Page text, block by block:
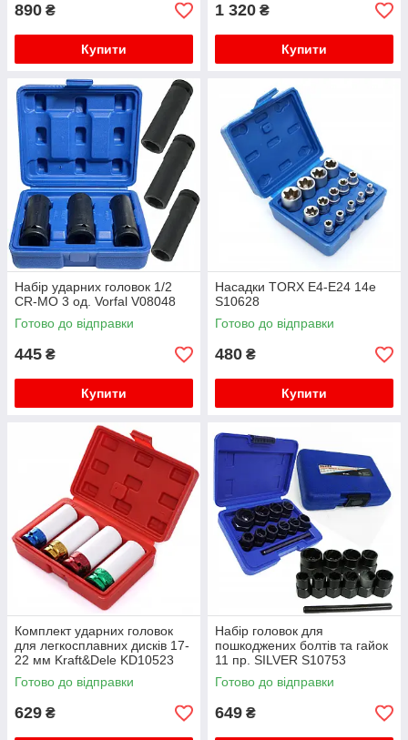
890 ₴
Купити
1 320 ₴
Купити
Набір ударних головок 1/2
CR-MO 3 од. Vorfal V08048
Готово до відправки
445 ₴
Купити
Насадки TORX E4-E24 14e
S10628
Готово до відправки
480 ₴
Купити
Комплект ударних головок
для легкосплавних дисків 17-
22 мм Kraft&Dele KD10523
Готово до відправки
629 ₴
Набір головок для
пошкоджених болтів та гайок
11 пр. SILVER S10753
Готово до відправки
649 ₴